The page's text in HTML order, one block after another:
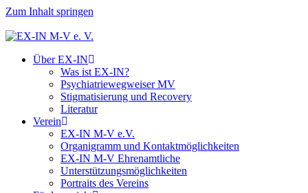
Zum Inhalt springen
Über EX-IN
Was ist EX-IN?
Psychiatriewegweiser MV
Stigmatisierung und Recovery
Literatur
Verein
EX-IN M-V e.V.
Organigramm und Kontaktmöglichkeiten
EX-IN M-V Ehrenamtliche
Unterstützungsmöglichkeiten
Portraits des Vereins